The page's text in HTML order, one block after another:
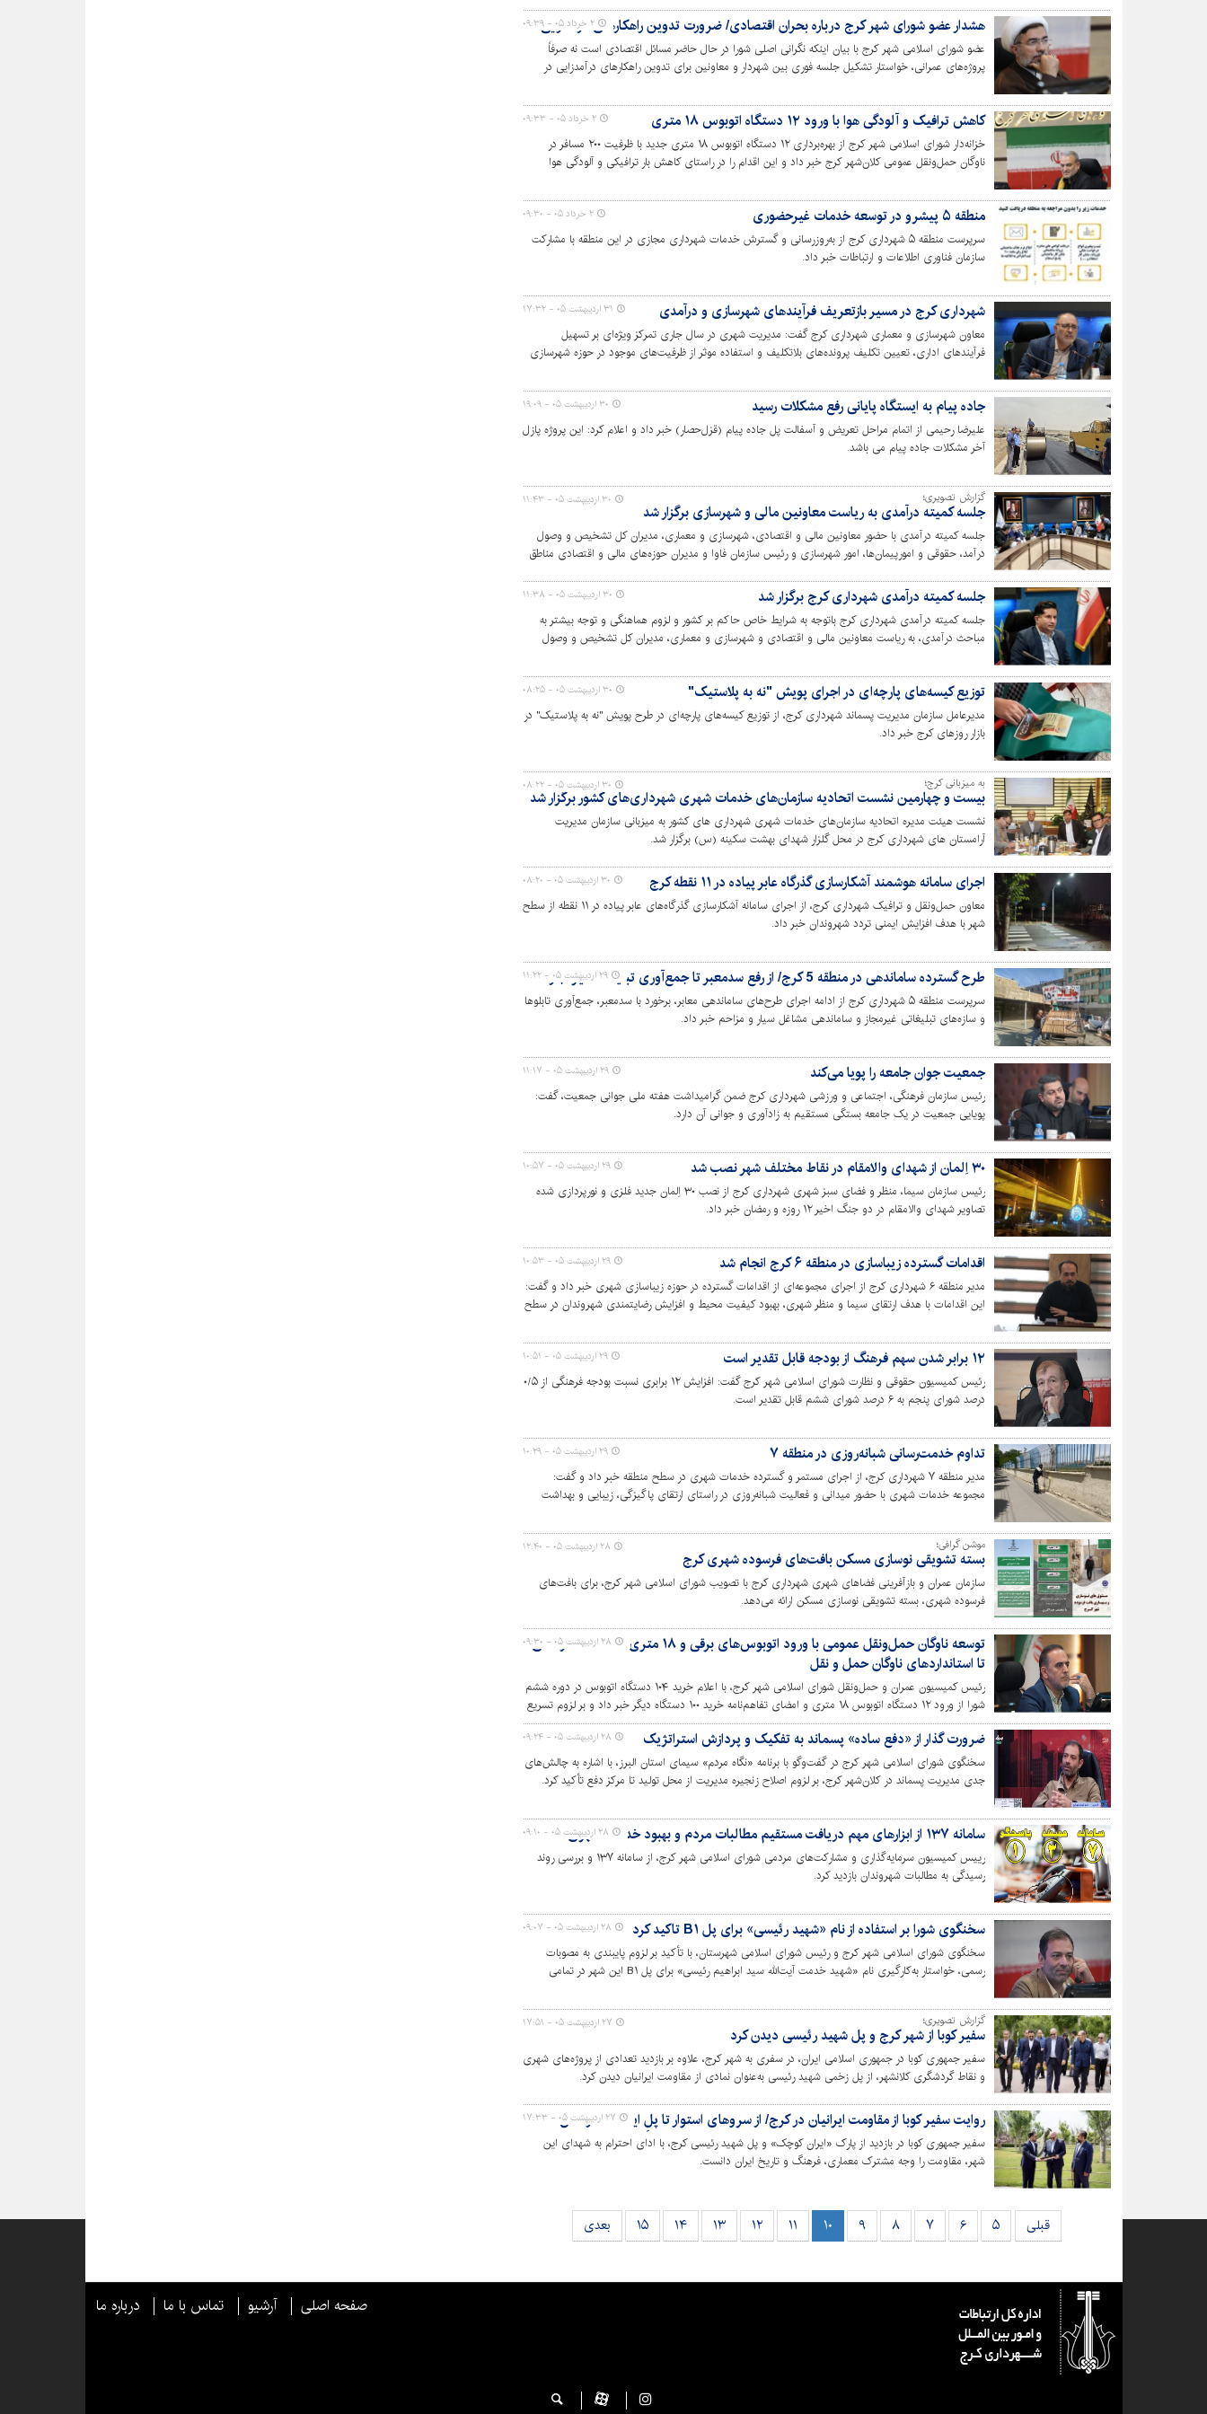
هشدار عضو شورای شهر کرج درباره بحران اقتصادی/ ضرورت تدوین راهکارهای درآمدزایی
عضو شورای اسلامی شهر کرج با بیان اینکه نگرانی اصلی شورا در حال حاضر مسائل اقتصادی است نه صرفاً
پروژه‌های عمرانی، خواستار تشکیل جلسه فوری بین شهردار و معاونین برای تدوین راهکارهای درآمدزایی در
۲ خرداد ۰۵ - ۰۹:۳۹
کاهش ترافیک و آلودگی هوا با ورود ۱۲ دستگاه اتوبوس ۱۸ متری
خزانه‌دار شورای اسلامی شهر کرج از بهره‌برداری ۱۲ دستگاه اتوبوس ۱۸ متری جدید با ظرفیت ۲۰۰ مسافر در
ناوگان حمل‌ونقل عمومی کلان‌شهر کرج خبر داد و این اقدام را در راستای کاهش بار ترافیکی و آلودگی هوا
۲ خرداد ۰۵ - ۰۹:۳۳
منطقه ۵ پیشرو در توسعه خدمات غیرحضوری
سرپرست منطقه ۵ شهرداری کرج از به‌روزرسانی و گسترش خدمات شهرداری مجازی در این منطقه با مشارکت
سازمان فناوری اطلاعات و ارتباطات خبر داد.
۲ خرداد ۰۵ - ۰۹:۳۰
شهرداری کرج در مسیر بازتعریف فرآیندهای شهرسازی و درآمدی
معاون شهرسازی و معماری شهرداری کرج گفت: مدیریت شهری در سال جاری ‌تمرکز ویژه‌ای بر تسهیل
فرآیندهای اداری، تعیین تکلیف پرونده‌های بلاتکلیف و استفاده موثر از ظرفیت‌های موجود در حوزه شهرسازی
۳۱ اردیبهشت ۰۵ - ۱۷:۳۲
جاده پیام به ایستگاه پایانی رفع مشکلات رسید
علیرضا رحیمی از اتمام مراحل تعریض و آسفالت پل جاده پیام (قزل‌حصار) خبر داد و اعلام کرد: این پروژه پازل
آخر مشکلات جاده پیام می باشد.
۳۰ اردیبهشت ۰۵ - ۱۹:۰۹
گزارش تصویری؛
جلسه کمیته درآمدی به ریاست معاونین مالی و شهرسازی برگزار شد
جلسه کمیته درآمدی با حضور معاونین مالی و اقتصادی، شهرسازی و معماری، مدیران کل تشخیص و وصول
درآمد، حقوقی و امورپیمان‌ها، امور شهرسازی و رئیس سازمان فاوا و مدیران حوزه‌های مالی و اقتصادی مناطق
۳۰ اردیبهشت ۰۵ - ۱۱:۴۳
جلسه کمیته درآمدی شهرداری کرج برگزار شد
جلسه کمیته درآمدی شهرداری کرج باتوجه به شرایط خاص حاکم بر کشور و لزوم هماهنگی و توجه بیشتر به
مباحث درآمدی، به ریاست معاونین مالی و اقتصادی و شهرسازی و معماری، مدیران کل تشخیص و وصول
تشکیل شد.
۳۰ اردیبهشت ۰۵ - ۱۱:۳۸
توزیع کیسه‌های پارچه‌ای در اجرای پویش "نه به پلاستیک"
مدیرعامل سازمان مدیریت پسماند شهرداری کرج، از توزیع کیسه‌های پارچه‌ای در طرح پویش "نه به پلاستیک" در
بازار روزهای کرج خبر داد.
۳۰ اردیبهشت ۰۵ - ۰۸:۲۵
به میزبانی کرج؛
بیست و چهارمین نشست اتحادیه سازمان‌های خدمات شهری شهرداری‌های کشور برگزار شد
نشست هیئت مدیره اتحادیه سازمان‌های خدمات شهری شهرداری های کشور به میزبانی سازمان مدیریت
آرامستان های شهرداری کرج در محل گلزار شهدای بهشت سکینه (س) برگزار شد.
۳۰ اردیبهشت ۰۵ - ۰۸:۲۲
اجرای سامانه هوشمند آشکارسازی گذرگاه عابر پیاده در ۱۱ نقطه کرج
معاون حمل‌ونقل و ترافیک شهرداری کرج، از اجرای سامانه آشکارسازی گذرگاه‌های عابر پیاده در ۱۱ نقطه از سطح
شهر با هدف افزایش ایمنی تردد شهروندان خبر داد.
۳۰ اردیبهشت ۰۵ - ۰۸:۲۰
طرح گسترده ساماندهی در منطقه 5 کرج/ از رفع سدمعبر تا جمع‌آوری تبلیغات غیرمجاز
سرپرست منطقه ۵ شهرداری کرج از ادامه اجرای طرح‌های ساماندهی معابر، برخورد با سدمعبر، جمع‌آوری تابلوها
و سازه‌های تبلیغاتی غیرمجاز و ساماندهی مشاغل سیار و مزاحم خبر داد.
۲۹ اردیبهشت ۰۵ - ۱۱:۲۲
جمعیت جوان جامعه را پویا می‌کند
رئیس سازمان فرهنگی، اجتماعی و ورزشی شهرداری کرج ضمن گرامیداشت هفته ملی جوانی جمعیت، گفت:
پویایی جمعیت در یک جامعه بستگی مستقیم به زادآوری و جوانی آن دارد.
۲۹ اردیبهشت ۰۵ - ۱۱:۱۷
۳۰ اِلمان از شهدای والامقام در نقاط مختلف شهر نصب شد
رئیس سازمان سیما، منظر و فضای سبز شهری شهرداری کرج از نصب ۳۰ اِلمان جدید فلزی و نورپردازی شده
تصاویر شهدای والامقام در دو جنگ اخیر ۱۲ روزه و رمضان خبر داد.
۲۹ اردیبهشت ۰۵ - ۱۰:۵۷
اقدامات گسترده زیباسازی در منطقه ۶ کرج انجام شد
مدیر منطقه ۶ شهرداری کرج از اجرای مجموعه‌ای از اقدامات گسترده در حوزه زیباسازی شهری خبر داد و گفت:
این اقدامات با هدف ارتقای سیما و منظر شهری، بهبود کیفیت محیط و افزایش رضایتمندی شهروندان در سطح
۲۹ اردیبهشت ۰۵ - ۱۰:۵۳
۱۲ برابر شدن سهم فرهنگ از بودجه قابل تقدیر است
رئیس کمیسیون حقوقی و نظارت شورای اسلامی شهر کرج گفت: افزایش ۱۲ برابری نسبت بودجه فرهنگی از ۰/۵
درصد شورای پنجم به ۶ درصد شورای ششم قابل تقدیر است.
۲۹ اردیبهشت ۰۵ - ۱۰:۵۱
تداوم خدمت‌رسانی شبانه‌روزی در منطقه ۷
مدیر منطقه ۷ شهرداری کرج، از اجرای مستمر و گسترده خدمات شهری در سطح منطقه خبر داد و گفت:
مجموعه خدمات شهری با حضور میدانی و فعالیت شبانه‌روزی در راستای ارتقای پاگیزگی، زیبایی و بهداشت
۲۹ اردیبهشت ۰۵ - ۱۰:۲۹
موشن گرافی؛
بسته تشویقی نوسازی مسکن بافت‌های فرسوده شهری کرج
سازمان عمران و بازآفرینی فضاهای شهری شهرداری کرج با تصویب شورای اسلامی شهر کرج، برای بافت‌های
فرسوده شهری، بسته تشویقی نوسازی مسکن ارائه می‌دهد.
۲۸ اردیبهشت ۰۵ - ۱۲:۴۰
توسعه ناوگان حمل‌ونقل عمومی با ورود اتوبوس‌های برقی و ۱۸ متری/ فاصله ۶۰ درصدی
تا استانداردهای ناوگان حمل و نقل
رئیس کمیسیون عمران و حمل‌ونقل شورای اسلامی شهر کرج، با اعلام خرید ۱۰۴ دستگاه اتوبوس در دوره ششم
شورا از ورود ۱۲ دستگاه اتوبوس ۱۸ متری و امضای تفاهم‌نامه خرید ۱۰۰ دستگاه دیگر خبر داد و بر لزوم تسریع
در جذب رانندگان برای بهره‌برداری کامل از ظرفیت ناوگان تأکید کرد.
۲۸ اردیبهشت ۰۵ - ۰۹:۳۰
ضرورت گذار از «دفع ساده» پسماند به تفکیک و پردازش استراتژیک
سخنگوی شورای اسلامی شهر کرج در گفت‌وگو با برنامه «نگاه مردم» سیمای استان البرز، با اشاره به چالش‌های
جدی مدیریت پسماند در کلان‌شهر کرج، بر لزوم اصلاح زنجیره مدیریت از محل تولید تا مرکز دفع تأکید کرد.
۲۸ اردیبهشت ۰۵ - ۰۹:۲۴
سامانه ۱۳۷ از ابزارهای مهم دریافت مستقیم مطالبات مردم و بهبود خدمات شهری‌ست
رییس کمیسیون سرمایه‌گذاری و مشارکت‌های مردمی شورای اسلامی شهر کرج، از سامانه ۱۳۷ و بررسی روند
رسیدگی به مطالبات شهروندان بازدید کرد.
۲۸ اردیبهشت ۰۵ - ۰۹:۱۰
سخنگوی شورا بر استفاده از نام «شهید رئیسی» برای پل B۱ تاکید کرد
سخنگوی شورای اسلامی شهر کرج و رئیس شورای اسلامی شهرستان، با تأکید بر لزوم پایبندی به مصوبات
رسمی، خواستار به‌کارگیری نام «شهید خدمت آیت‌الله سید ابراهیم رئیسی» برای پل B۱ این شهر در تمامی
۲۸ اردیبهشت ۰۵ - ۰۹:۰۷
گزارش تصویری؛
سفیر کوبا از شهر کرج و پل شهید رئیسی دیدن کرد
سفیر جمهوری کوبا در جمهوری اسلامی ایران، در سفری به شهر کرج، علاوه بر بازدید تعدادی از پروژه‌های شهری
و نقاط گردشگری کلانشهر، از پل زخمی شهید رئیسی به‌عنوان نمادی از مقاومت ایرانیان دیدن کرد.
۲۷ اردیبهشت ۰۵ - ۱۷:۵۱
روایت سفیر کوبا از مقاومت ایرانیان در کرج/ از سروهای استوار تا پلِ ایستاده در آتش
سفیر جمهوری کوبا در بازدید از پارک «ایران کوچک» و پل شهید رئیسی کرج، با ادای احترام به شهدای این
شهر، مقاومت را وجه مشترک معماری، فرهنگ و تاریخ ایران دانست.
۲۷ اردیبهشت ۰۵ - ۱۷:۳۳
قبلی ۵ ۶ ۷ ۸ ۹ ۱۰ ۱۱ ۱۲ ۱۳ ۱۴ ۱۵ بعدی
صفحه اصلی آرشیو تماس با ما درباره ما